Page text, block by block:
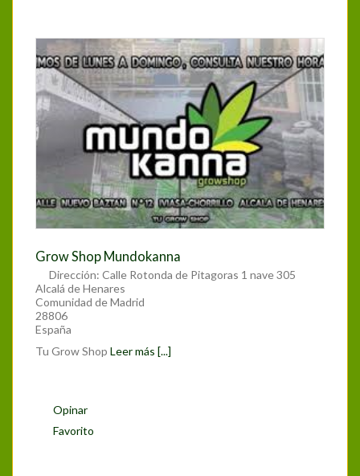
Grow Shop Mundokanna
Dirección:Calle Rotonda de Pitagoras 1 nave 305
Alcalá de Henares
Comunidad de Madrid
28806
España
Tu Grow Shop Leer más [...]
Opinar
Favorito